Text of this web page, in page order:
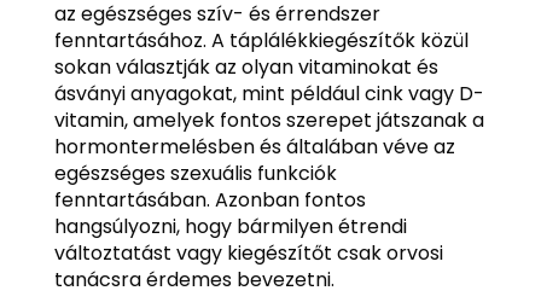
az egészséges szív- és érrendszer
fenntartásához. A táplálékkiegészítők közül
sokan választják az olyan vitaminokat és
ásványi anyagokat, mint például cink vagy D-
vitamin, amelyek fontos szerepet játszanak a
hormontermelésben és általában véve az
egészséges szexuális funkciók
fenntartásában. Azonban fontos
hangsúlyozni, hogy bármilyen étrendi
változtatást vagy kiegészítőt csak orvosi
tanácsra érdemes bevezetni.